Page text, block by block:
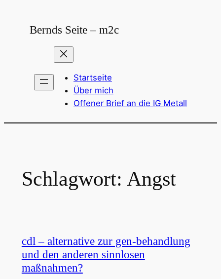
springenBernds Seite – m2c
Startseite
Über mich
Offener Brief an die IG Metall
Schlagwort: Angst
cdl – alternative zur gen-behandlung
und den anderen sinnlosen
maßnahmen?